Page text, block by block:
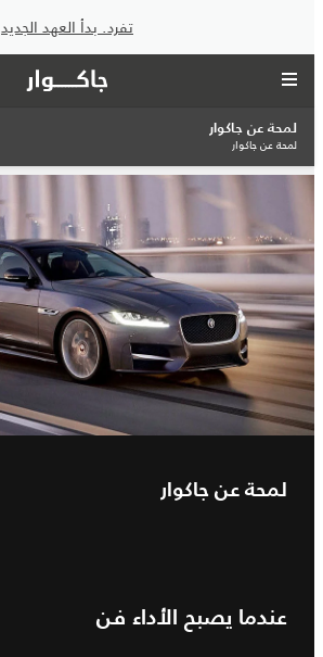
تفرد. بدأ العهد الجديد
لمحة عن جاكوار
لمحة عن جاكوار
لمحة عن جاكوار
عندما يصبح الأداء فن